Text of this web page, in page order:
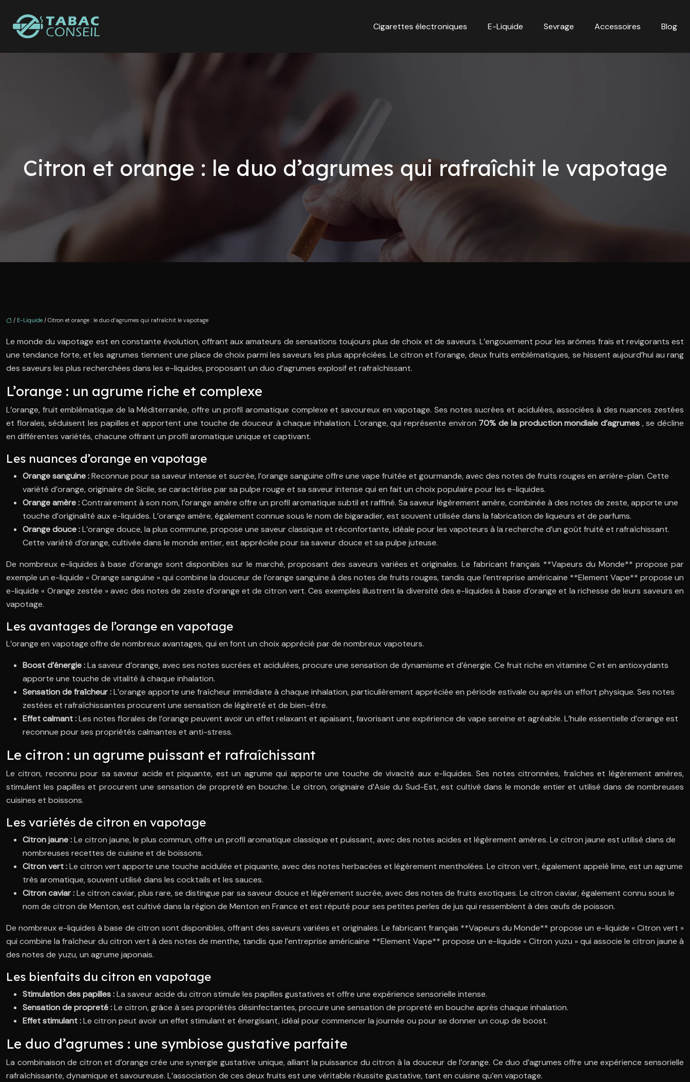
Cigarettes électroniques E-Liquide Sevrage Accessoires Blog
Citron et orange : le duo d’agrumes qui rafraîchit le vapotage
/ E-Liquide / Citron et orange : le duo d’agrumes qui rafraîchit le vapotage
Le monde du vapotage est en constante évolution, offrant aux amateurs de sensations toujours plus de choix et de saveurs. L’engouement pour les arômes frais et revigorants est
une tendance forte, et les agrumes tiennent une place de choix parmi les saveurs les plus appréciées. Le citron et l’orange, deux fruits emblématiques, se hissent aujourd’hui au rang
des saveurs les plus recherchées dans les e-liquides, proposant un duo d’agrumes explosif et rafraîchissant.
L’orange : un agrume riche et complexe
L’orange, fruit emblématique de la Méditerranée, offre un profil aromatique complexe et savoureux en vapotage. Ses notes sucrées et acidulées, associées à des nuances zestées
et florales, séduisent les papilles et apportent une touche de douceur à chaque inhalation. L’orange, qui représente environ 70% de la production mondiale d’agrumes , se décline
en différentes variétés, chacune offrant un profil aromatique unique et captivant.
Les nuances d’orange en vapotage
Orange sanguine :Reconnue pour sa saveur intense et sucrée, l’orange sanguine offre une vape fruitée et gourmande, avec des notes de fruits rouges en arrière-plan. Cette
variété d’orange, originaire de Sicile, se caractérise par sa pulpe rouge et sa saveur intense qui en fait un choix populaire pour les e-liquides.
Orange amère :Contrairement à son nom, l’orange amère offre un profil aromatique subtil et raffiné. Sa saveur légèrement amère, combinée à des notes de zeste, apporte une
touche d’originalité aux e-liquides. L’orange amère, également connue sous le nom de bigaradier, est souvent utilisée dans la fabrication de liqueurs et de parfums.
Orange douce :L’orange douce, la plus commune, propose une saveur classique et réconfortante, idéale pour les vapoteurs à la recherche d’un goût fruité et rafraîchissant.
Cette variété d’orange, cultivée dans le monde entier, est appréciée pour sa saveur douce et sa pulpe juteuse.
De nombreux e-liquides à base d’orange sont disponibles sur le marché, proposant des saveurs variées et originales. Le fabricant français **Vapeurs du Monde** propose par
exemple un e-liquide « Orange sanguine » qui combine la douceur de l’orange sanguine à des notes de fruits rouges, tandis que l’entreprise américaine **Element Vape** propose un
e-liquide « Orange zestée » avec des notes de zeste d’orange et de citron vert. Ces exemples illustrent la diversité des e-liquides à base d’orange et la richesse de leurs saveurs en
vapotage.
Les avantages de l’orange en vapotage
L’orange en vapotage offre de nombreux avantages, qui en font un choix apprécié par de nombreux vapoteurs.
Boost d’énergie :La saveur d’orange, avec ses notes sucrées et acidulées, procure une sensation de dynamisme et d’énergie. Ce fruit riche en vitamine C et en antioxydants
apporte une touche de vitalité à chaque inhalation.
Sensation de fraîcheur :L’orange apporte une fraîcheur immédiate à chaque inhalation, particulièrement appréciée en période estivale ou après un effort physique. Ses notes
zestées et rafraîchissantes procurent une sensation de légèreté et de bien-être.
Effet calmant :Les notes florales de l’orange peuvent avoir un effet relaxant et apaisant, favorisant une expérience de vape sereine et agréable. L’huile essentielle d’orange est
reconnue pour ses propriétés calmantes et anti-stress.
Le citron : un agrume puissant et rafraîchissant
Le citron, reconnu pour sa saveur acide et piquante, est un agrume qui apporte une touche de vivacité aux e-liquides. Ses notes citronnées, fraîches et légèrement amères,
stimulent les papilles et procurent une sensation de propreté en bouche. Le citron, originaire d’Asie du Sud-Est, est cultivé dans le monde entier et utilisé dans de nombreuses
cuisines et boissons.
Les variétés de citron en vapotage
Citron jaune :Le citron jaune, le plus commun, offre un profil aromatique classique et puissant, avec des notes acides et légèrement amères. Le citron jaune est utilisé dans de
nombreuses recettes de cuisine et de boissons.
Citron vert :Le citron vert apporte une touche acidulée et piquante, avec des notes herbacées et légèrement mentholées. Le citron vert, également appelé lime, est un agrume
très aromatique, souvent utilisé dans les cocktails et les sauces.
Citron caviar :Le citron caviar, plus rare, se distingue par sa saveur douce et légèrement sucrée, avec des notes de fruits exotiques. Le citron caviar, également connu sous le
nom de citron de Menton, est cultivé dans la région de Menton en France et est réputé pour ses petites perles de jus qui ressemblent à des œufs de poisson.
De nombreux e-liquides à base de citron sont disponibles, offrant des saveurs variées et originales. Le fabricant français **Vapeurs du Monde** propose un e-liquide « Citron vert »
qui combine la fraîcheur du citron vert à des notes de menthe, tandis que l’entreprise américaine **Element Vape** propose un e-liquide « Citron yuzu » qui associe le citron jaune à
des notes de yuzu, un agrume japonais.
Les bienfaits du citron en vapotage
Stimulation des papilles :La saveur acide du citron stimule les papilles gustatives et offre une expérience sensorielle intense.
Sensation de propreté :Le citron, grâce à ses propriétés désinfectantes, procure une sensation de propreté en bouche après chaque inhalation.
Effet stimulant :Le citron peut avoir un effet stimulant et énergisant, idéal pour commencer la journée ou pour se donner un coup de boost.
Le duo d’agrumes : une symbiose gustative parfaite
La combinaison de citron et d’orange crée une synergie gustative unique, alliant la puissance du citron à la douceur de l’orange. Ce duo d’agrumes offre une expérience sensorielle
rafraîchissante, dynamique et savoureuse. L’association de ces deux fruits est une véritable réussite gustative, tant en cuisine qu’en vapotage.